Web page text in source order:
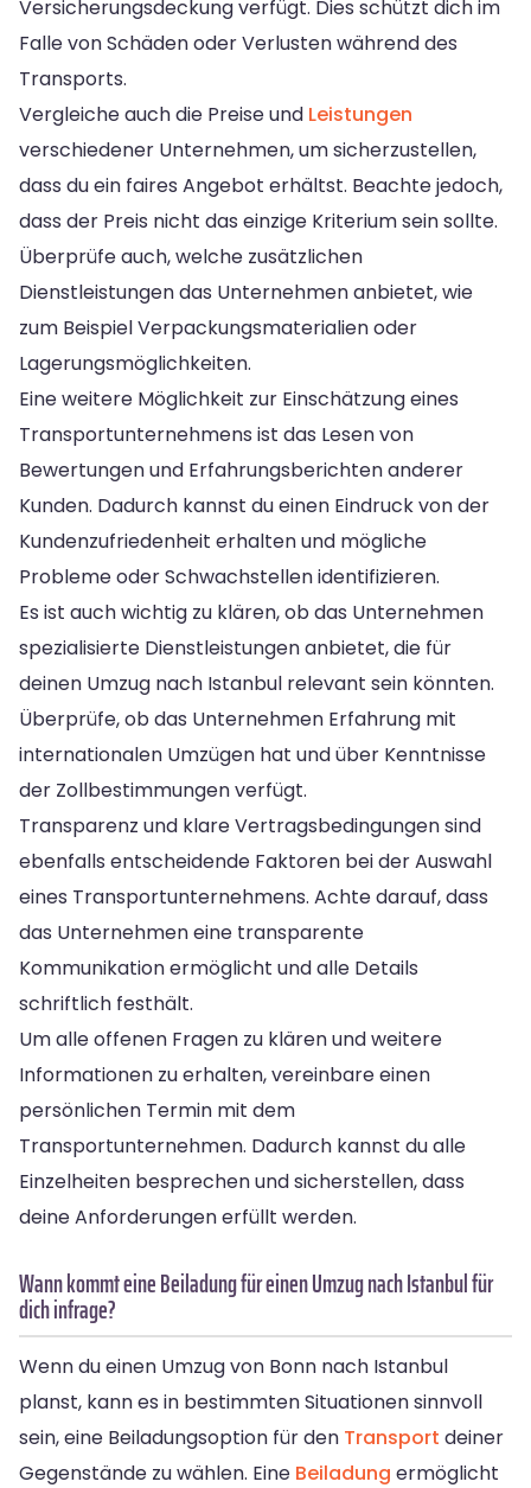
Versicherungsdeckung verfügt. Dies schützt dich im
Falle von Schäden oder Verlusten während des
Transports.
Vergleiche auch die Preise und Leistungen
verschiedener Unternehmen, um sicherzustellen,
dass du ein faires Angebot erhältst. Beachte jedoch,
dass der Preis nicht das einzige Kriterium sein sollte.
Überprüfe auch, welche zusätzlichen
Dienstleistungen das Unternehmen anbietet, wie
zum Beispiel Verpackungsmaterialien oder
Lagerungsmöglichkeiten.
Eine weitere Möglichkeit zur Einschätzung eines
Transportunternehmens ist das Lesen von
Bewertungen und Erfahrungsberichten anderer
Kunden. Dadurch kannst du einen Eindruck von der
Kundenzufriedenheit erhalten und mögliche
Probleme oder Schwachstellen identifizieren.
Es ist auch wichtig zu klären, ob das Unternehmen
spezialisierte Dienstleistungen anbietet, die für
deinen Umzug nach Istanbul relevant sein könnten.
Überprüfe, ob das Unternehmen Erfahrung mit
internationalen Umzügen hat und über Kenntnisse
der Zollbestimmungen verfügt.
Transparenz und klare Vertragsbedingungen sind
ebenfalls entscheidende Faktoren bei der Auswahl
eines Transportunternehmens. Achte darauf, dass
das Unternehmen eine transparente
Kommunikation ermöglicht und alle Details
schriftlich festhält.
Um alle offenen Fragen zu klären und weitere
Informationen zu erhalten, vereinbare einen
persönlichen Termin mit dem
Transportunternehmen. Dadurch kannst du alle
Einzelheiten besprechen und sicherstellen, dass
deine Anforderungen erfüllt werden.
Wann kommt eine Beiladung für einen Umzug nach Istanbul für
dich infrage?
Wenn du einen Umzug von Bonn nach Istanbul
planst, kann es in bestimmten Situationen sinnvoll
sein, eine Beiladungsoption für den Transport deiner
Gegenstände zu wählen. Eine Beiladung ermöglicht